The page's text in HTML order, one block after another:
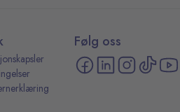
Følg oss